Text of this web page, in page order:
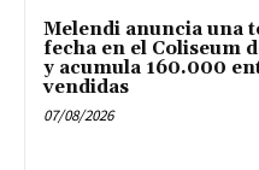
Melendi anuncia una
fecha en el Coliseum
y acumula 160.000
vendidas
07/08/2026